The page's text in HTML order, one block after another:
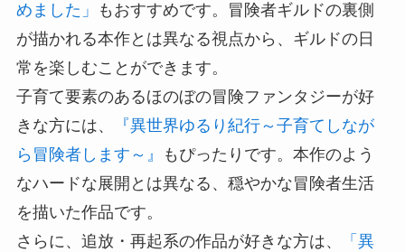
めました」
もおすすめです。冒険者ギルドの裏側
が描かれる本作とは異なる視点から、ギルドの日
常を楽しむことができます。
子育て要素のあるほのぼの冒険ファンタジーが好
きな方には、
『異世界ゆるり紀行～子育てしなが
ら冒険者します～』
もぴったりです。本作のよう
なハードな展開とは異なる、穏やかな冒険者生活
を描いた作品です。
さらに、追放・再起系の作品が好きな方は、
「異